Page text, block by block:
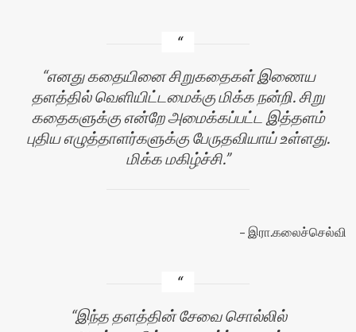
எனது கதையினை சிறுகதைகள் இணைய
தளத்தில் வெளியிட்டமைக்கு மிக்க நன்றி. சிறு
கதைகளுக்கு என்றே அமைக்கப்பட்ட இத்தளம்
புதிய எழுத்தாளர்களுக்கு பேருதவியாய் உள்ளது.
மிக்க மகிழ்ச்சி.
இரா.கலைச்செல்வி
இந்த தளத்தின் சேவை சொல்லில்